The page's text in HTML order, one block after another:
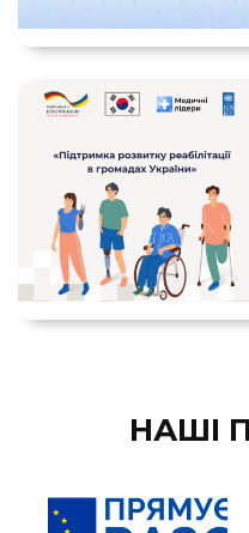
НАШІ